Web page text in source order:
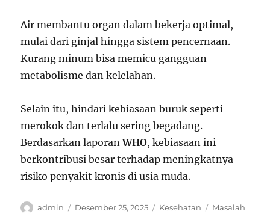
Air membantu organ dalam bekerja optimal,
mulai dari ginjal hingga sistem pencernaan.
Kurang minum bisa memicu gangguan
metabolisme dan kelelahan.
Selain itu, hindari kebiasaan buruk seperti
merokok dan terlalu sering begadang.
Berdasarkan laporanWHO, kebiasaan ini
berkontribusi besar terhadap meningkatnya
risiko penyakit kronis di usia muda.
Author
admin
Posted
Desember 25, 2025 Categories
Kesehatan Tags
Masalah